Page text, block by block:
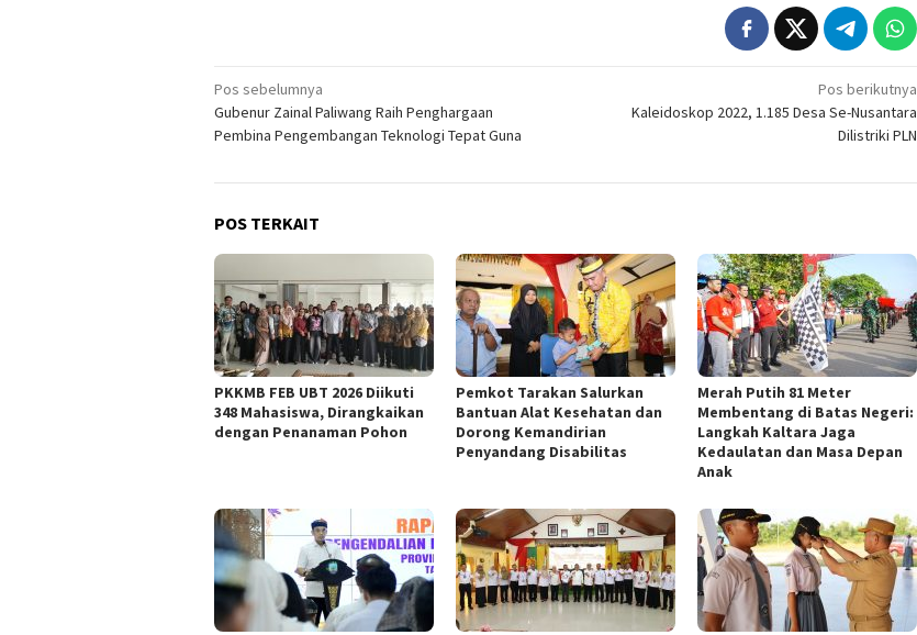
Navigasi
pos
Pos sebelumnya
Gubenur Zainal Paliwang Raih Penghargaan
Pembina Pengembangan Teknologi Tepat Guna
Pos berikutnya
Kaleidoskop 2022, 1.185 Desa Se-Nusantara
Dilistriki PLN
POS TERKAIT
PKKMB FEB UBT 2026 Diikuti
348 Mahasiswa, Dirangkaikan
dengan Penanaman Pohon
Pemkot Tarakan Salurkan
Bantuan Alat Kesehatan dan
Dorong Kemandirian
Penyandang Disabilitas
Merah Putih 81 Meter
Membentang di Batas Negeri:
Langkah Kaltara Jaga
Kedaulatan dan Masa Depan
Anak